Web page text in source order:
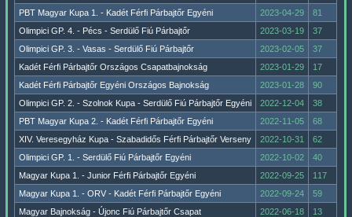
PBT Magyar Kupa 1. - Kadét Férfi Párbajtőr Egyéni
2023-04-29
81
Olimpici GP. 4. - Pécs - Serdülő Fiú Párbajtőr
2023-03-19
37
Olimpici GP. 3. - Vasas - Serdülő Fiú Párbajtőr
2023-02-05
37
Kadét Férfi Párbajtőr Országos Csapatbajnokság
2023-01-29
17
Kadét Férfi Párbajtőr Egyéni Országos Bajnokság
2023-01-28
90
Olimpici GP. 2. - Szolnok Kupa - Serdülő Fiú Párbajtőr Egyéni
2022-12-04
38
PBT Magyar Kupa 2. - Kadét Férfi Párbajtőr Egyéni
2022-11-05
68
XIV. Veresegyház Kupa - Szabadidős Férfi Párbajtőr Verseny
2022-10-31
62
Olimpici GP. 1. - Serdülő Fiú Párbajtőr Egyéni
2022-10-02
40
Magyar Kupa 1. - Junior Férfi Párbajtőr Egyéni
2022-09-25
117
Magyar Kupa 1. - ORV - Kadét Férfi Párbajtőr Egyéni
2022-09-24
59
Magyar Bajnokság - Újonc Fiú Párbajtőr Csapat
2022-06-18
13